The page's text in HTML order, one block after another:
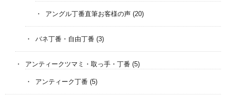
アングル丁番直筆お客様の声 (20)
バネ丁番・自由丁番 (3)
アンティークツマミ・取っ手・丁番 (5)
アンティーク丁番 (5)